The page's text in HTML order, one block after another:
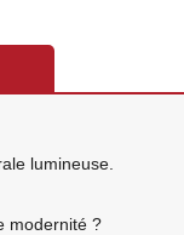
lumineuse.
modernité ?